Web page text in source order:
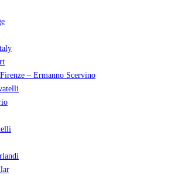
– Ermanno Scervino